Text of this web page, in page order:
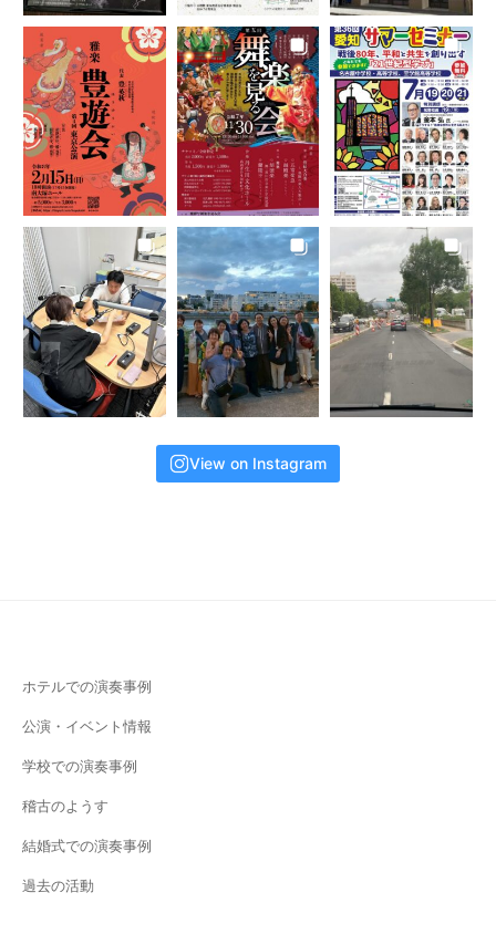
View on Instagram
ホテルでの演奏事例
公演・イベント情報
学校での演奏事例
稽古のようす
結婚式での演奏事例
過去の活動